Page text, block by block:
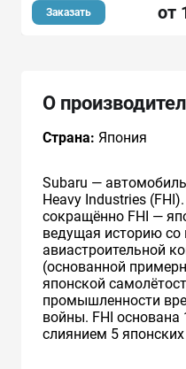
Заказать от
О
Страна: Япония
Subaru —
Heavy Industries
сокращённо FHI —
ведущая историю со
авиастроительной
(основанной
японской
промышленности
войны. FHI
слиянием 5